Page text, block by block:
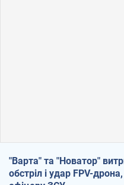
"Варта" та "Новатор"
обстріл і удар FPV-